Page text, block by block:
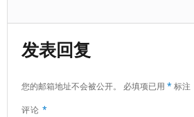
发表回复
您的邮箱地址不会被公开。 必填项已用 *标注
评论 *